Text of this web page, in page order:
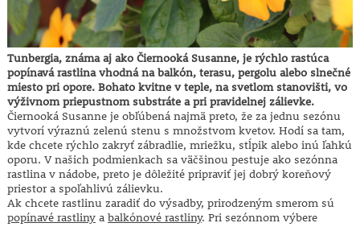
Tunbergia, známa aj ako Čiernooká Susanne, je rýchlo rastúca
popínavá rastlina vhodná na balkón, terasu, pergolu alebo slnečné
miesto pri opore. Bohato kvitne v teple, na svetlom stanovišti, vo
výživnom priepustnom substráte a pri pravidelnej zálievke.
Čiernooká Susanne je obľúbená najmä preto, že za jednu sezónu
vytvorí výraznú zelenú stenu s množstvom kvetov. Hodí sa tam,
kde chcete rýchlo zakryť zábradlie, mriežku, stĺpik alebo inú ľahkú
oporu. V našich podmienkach sa väčšinou pestuje ako sezónna
rastlina v nádobe, preto je dôležité pripraviť jej dobrý koreňový
priestor a spoľahlivú zálievku.
Ak chcete rastlinu zaradiť do výsadby, prirodzeným smerom sú
popínavé rastlinya balkónové rastliny. Pri sezónnom výbere